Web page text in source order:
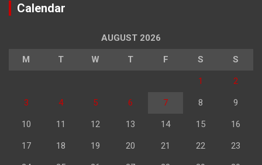
Calendar
AUGUST 2026
M T W T F S S
1 2
3 4 5 6 7 8 9
10 11 12 13 14 15 16
17 18 19 20 21 22 23